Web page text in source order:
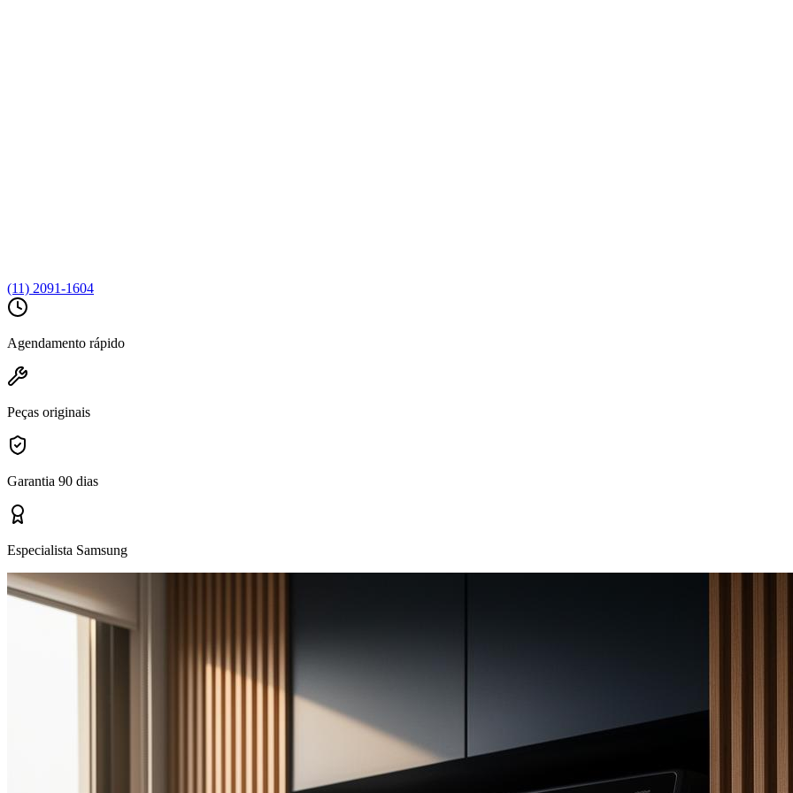
(11) 2091-1604
Agendamento rápido
Peças originais
Garantia 90 dias
Especialista Samsung